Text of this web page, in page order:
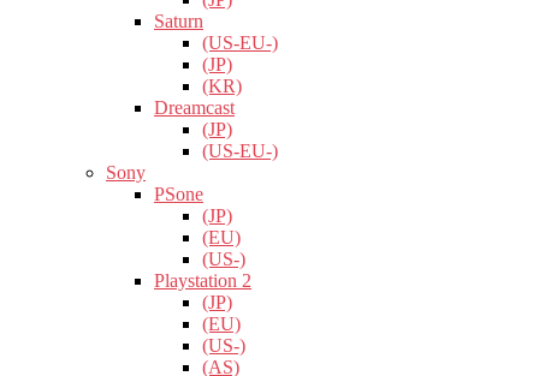
Saturn
(US-EU-)
(JP)
(KR)
Dreamcast
(JP)
(US-EU-)
Sony
PSone
(JP)
(EU)
(US-)
Playstation 2
(JP)
(EU)
(US-)
(AS)